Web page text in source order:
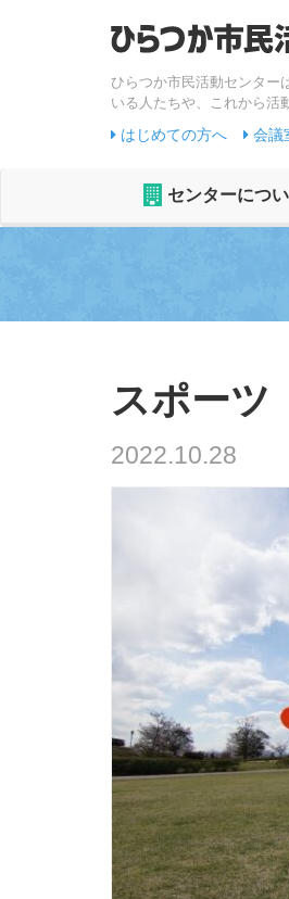
ひらつか市民活動センター
いる人たちや、これから活
はじめての方へ 会議
センターにつ
スポー
2022.10.28